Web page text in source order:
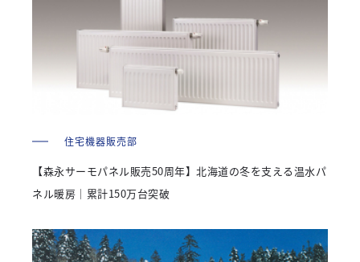
住宅機器販売部
【森永サーモパネル販売50周年】北海道の冬を支える温水パ
ネル暖房｜累計150万台突破